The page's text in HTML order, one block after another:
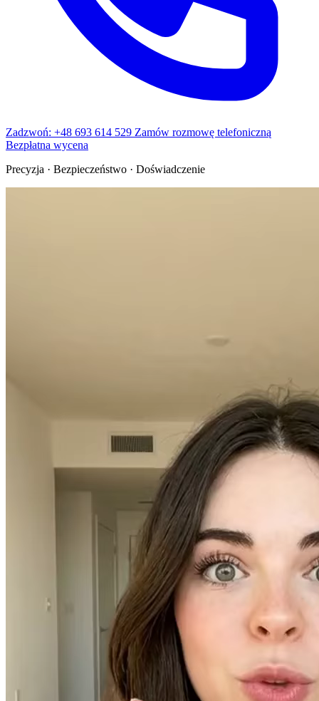
Zadzwoń: +48 693 614 529 Zamów rozmowę telefoniczną
Bezpłatna wycena
Precyzja · Bezpieczeństwo · Doświadczenie